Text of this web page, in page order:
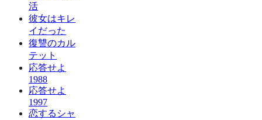
活
彼女はキレ
イだった
復讐のカル
テット
応答せよ
1988
応答せよ
1997
恋するシャ